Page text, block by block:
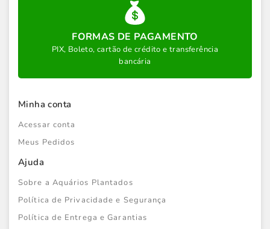
FORMAS DE PAGAMENTO
PIX, Boleto, cartão de crédito e transferência
bancária
Minha conta
Acessar conta
Meus Pedidos
Ajuda
Sobre a Aquários Plantados
Política de Privacidade e Segurança
Política de Entrega e Garantias